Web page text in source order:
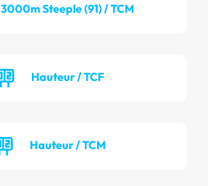
3000m Steeple (91) / TCM
Hauteur / TCF
Hauteur / TCM